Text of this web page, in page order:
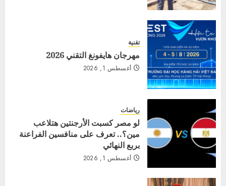
تقنية
مهرجان هايفونغ التقني 2026
أغسطس 1, 2026
رياضات
لو مصر كسبت الأرجنتين هتلاعب
مين؟.. تعرف على منافسين الفراعنة
بربع النهائي
أغسطس 1, 2026